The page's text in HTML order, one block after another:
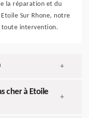
la réparation et du
Sur Rhone, notre
toute intervention.
+
cher à Etoile
+